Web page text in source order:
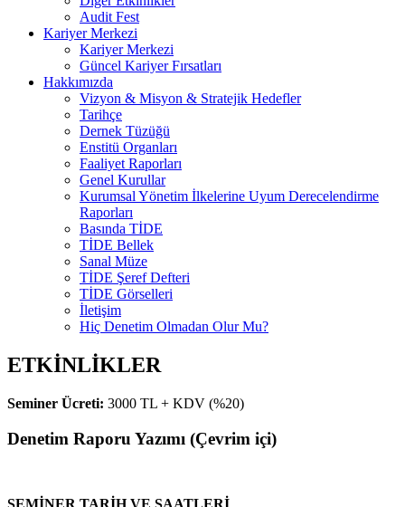
Audit Fest
Kariyer Merkezi
Kariyer Merkezi
Güncel Kariyer Fırsatları
Hakkımızda
Vizyon & Misyon & Stratejik Hedefler
Tarihçe
Dernek Tüzüğü
Enstitü Organları
Faaliyet Raporları
Genel Kurullar
Kurumsal Yönetim İlkelerine Uyum Derecelendirme
Raporları
Basında TİDE
TİDE Bellek
Sanal Müze
TİDE Şeref Defteri
TİDE Görselleri
İletişim
Hiç Denetim Olmadan Olur Mu?
ETKİNLİKLER
Seminer Ücreti: 3000 TL + KDV (%20)
Denetim Raporu Yazımı (Çevrim içi)